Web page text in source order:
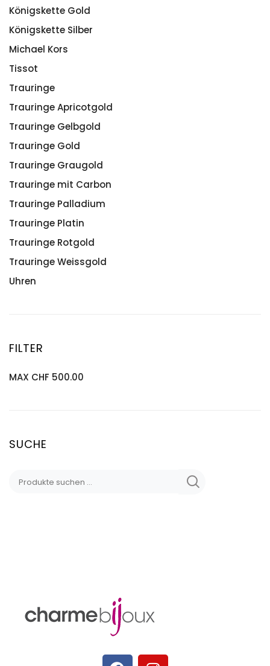
Königskette Gold
Königskette Silber
Michael Kors
Tissot
Trauringe
Trauringe Apricotgold
Trauringe Gelbgold
Trauringe Gold
Trauringe Graugold
Trauringe mit Carbon
Trauringe Palladium
Trauringe Platin
Trauringe Rotgold
Trauringe Weissgold
Uhren
FILTER
MAX CHF 500.00
SUCHE